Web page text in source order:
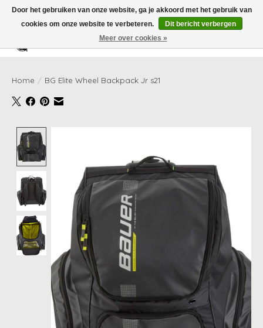
Verlanglijst
Home / BG Elite Wheel Backpack Jr s21
Door het gebruiken van onze website, ga je akkoord met het gebruik van
cookies om onze website te verbeteren.
Dit bericht verbergen
Meer over cookies »